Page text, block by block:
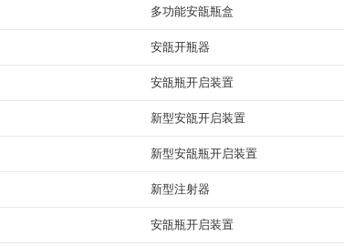
多功能安瓿瓶盒
安瓿开瓶器
安瓿瓶开启装置
新型安瓿开启装置
新型安瓿瓶开启装置
新型注射器
安瓿瓶开启装置